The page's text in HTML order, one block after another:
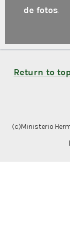
de fotos.
Return to top
(c)Ministerio